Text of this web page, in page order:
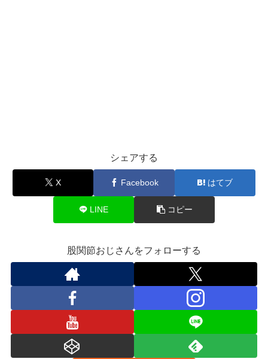
シェアする
X Facebook はてブ
LINE コピー
股関節おじさんをフォローする